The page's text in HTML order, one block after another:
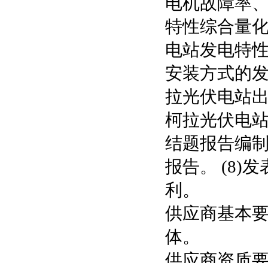
特性综合量
电站发电特
安装方式的
拉光伏电站
柯拉光伏电
结题报告编
报告。 (8)发
利。
供应商基本
体。